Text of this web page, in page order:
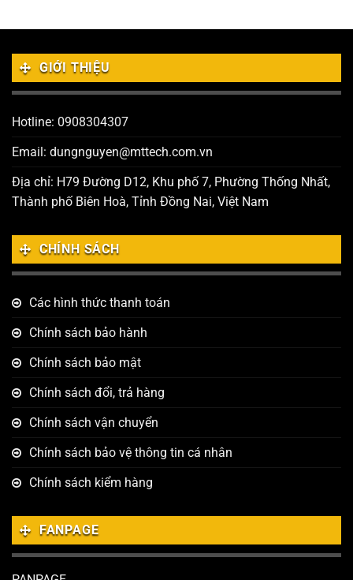
GIỚI THIỆU
Hotline: 0908304307
Email: dungnguyen@mttech.com.vn
Địa chỉ: H79 Đường D12, Khu phố 7, Phường Thống Nhất,
Thành phố Biên Hoà, Tỉnh Đồng Nai, Việt Nam
CHÍNH SÁCH
Các hình thức thanh toán
Chính sách bảo hành
Chính sách bảo mật
Chính sách đổi, trả hàng
Chính sách vận chuyển
Chính sách bảo vệ thông tin cá nhân
Chính sách kiểm hàng
FANPAGE